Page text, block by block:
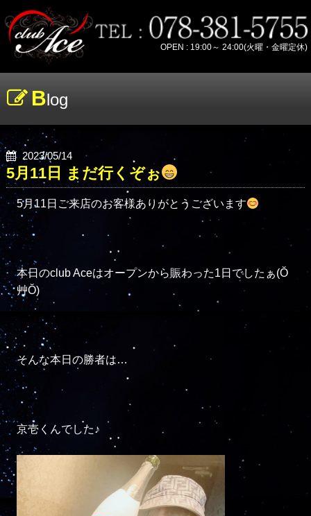
OPEN : 19:00～ 24:00(火曜・金曜定休)
Blog
2023/05/14
5月11日 まだ行くぞぉ
5月11日ご来店のお客様ありがとうございます
本日のclub Aceはオープンから賑わった1日でしたぁ(Ŏ
艸Ŏ)
そんな本日の勝者は…
京壱くんでした♪